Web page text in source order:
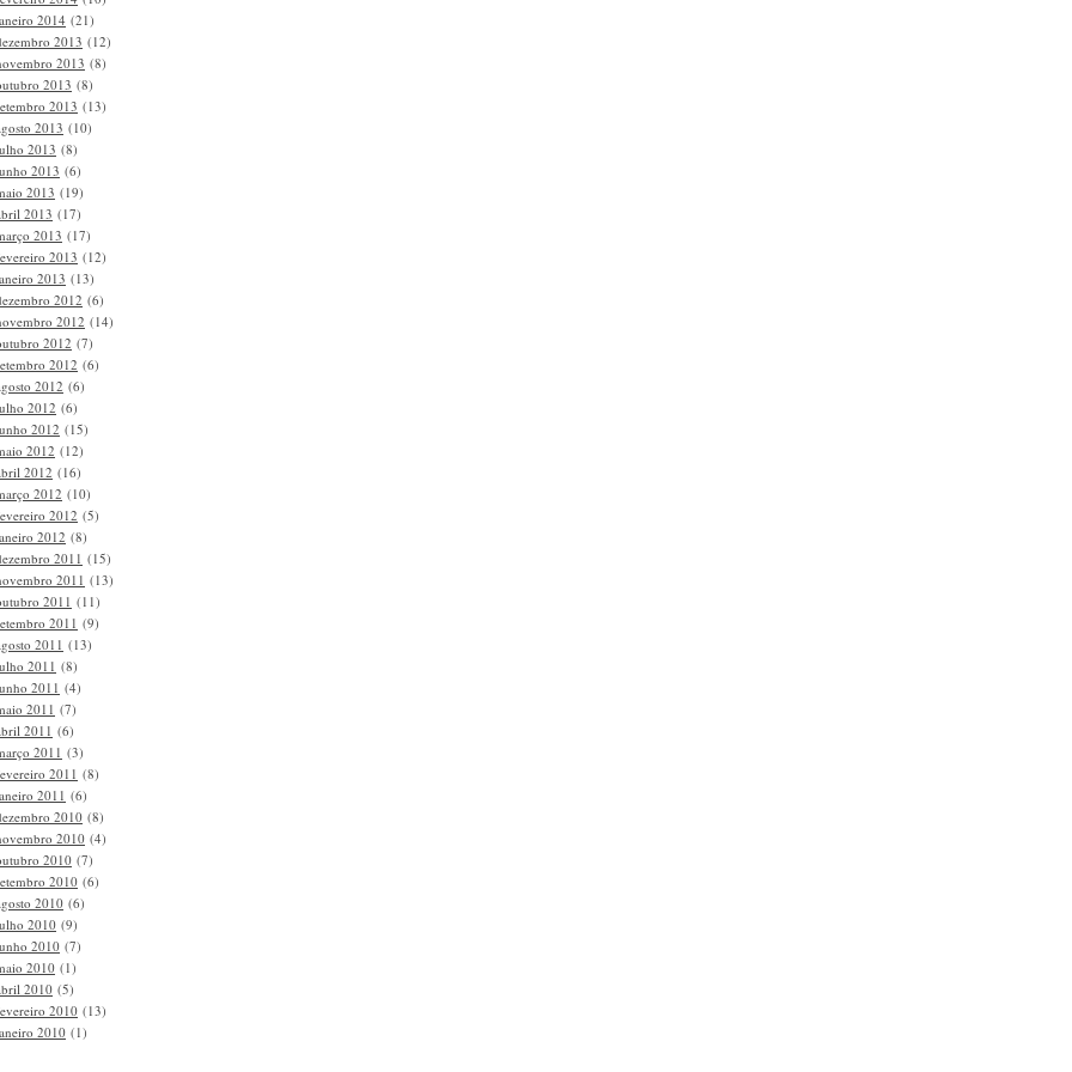
2014 (21)
2013 (12)
2013 (8)
2013 (8)
2013 (13)
2013 (10)
2013 (8)
2013 (6)
2013 (19)
2013 (17)
2013 (17)
2013 (12)
2013 (13)
2012 (6)
2012 (14)
2012 (7)
2012 (6)
2012 (6)
2012 (6)
2012 (15)
2012 (12)
2012 (16)
2012 (10)
2012 (5)
2012 (8)
2011 (15)
2011 (13)
2011 (11)
2011 (9)
2011 (13)
2011 (8)
2011 (4)
2011 (7)
2011 (6)
2011 (3)
2011 (8)
2011 (6)
2010 (8)
2010 (4)
2010 (7)
2010 (6)
2010 (6)
2010 (9)
2010 (7)
2010 (1)
2010 (5)
2010 (13)
2010 (1)